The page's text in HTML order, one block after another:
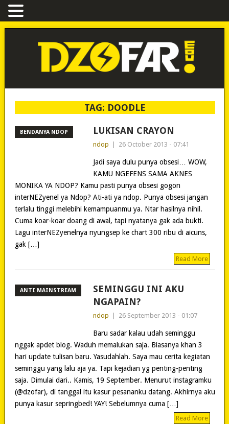
TAG: DOODLE
BENDANYA NDOP LUKISAN CRAYON
ndop 26 October 2013 - 07:41
Jadi saya dulu punya obsesi… WOW,
KAMU NGEFENS SAMA AKNES
MONIKA YA NDOP? Kamu pasti punya obsesi gogon
interNEZyenel ya Ndop? Ati-ati ya ndop. Punya obsesi jangan
terlalu tinggi melebihi kemampuanmu ya. Ntar hasilnya nihil.
Cuma koar-koar doang di awal, tapi nyatanya gak ada bukti.
Lagu interNEZyenelnya nyungsep ke chart 300 ribu di aicuns,
gak […]
Read More
ANTI MAINSTREAM
SEMINGGU INI AKU
NGAPAIN?
ndop 26 September 2013 - 01:07
Baru sadar kalau udah seminggu
nggak apdet blog. Waduh memalukan saja. Biasanya khan 3
hari update tulisan baru. Yasudahlah. Saya mau cerita kegiatan
seminggu yang lalu aja ya. Tapi kejadian yg penting-penting
saja. Dimulai dari.. Kamis, 19 September. Menurut instagramku
(@dzofar), di tanggal itu kasur pesananku datang. Akhirnya aku
punya kasur sepringbed! YAY! Sebelumnya cuma […]
Read More